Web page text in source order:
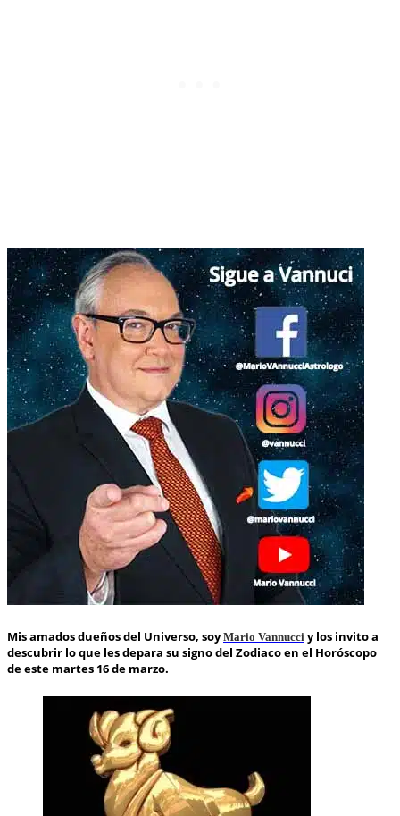
Mis amados dueños del Universo, soyMario Vannucci y los invito a
descubrir lo que les depara su signo del Zodiaco en el Horóscopo
de este martes 16 de marzo.